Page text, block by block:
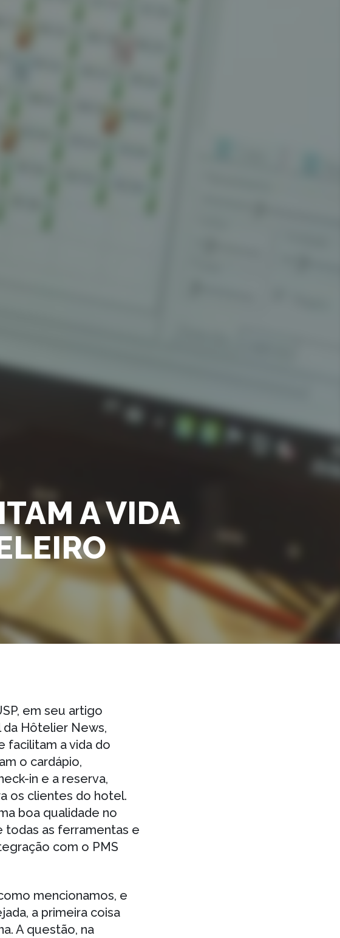
A VIDA
em seu artigo
da Hôtelier News,
facilitam a vida do
o cardápio,
in e a reserva,
os clientes do hotel.
boa qualidade no
todas as ferramentas e
com o PMS
mencionamos, e
a primeira coisa
A questão, na